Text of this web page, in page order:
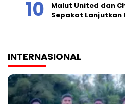
Malut United dan
Sepakat Lanjutkan
INTERNASIONAL